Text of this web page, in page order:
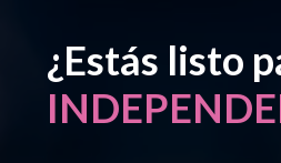
¿Estás listo